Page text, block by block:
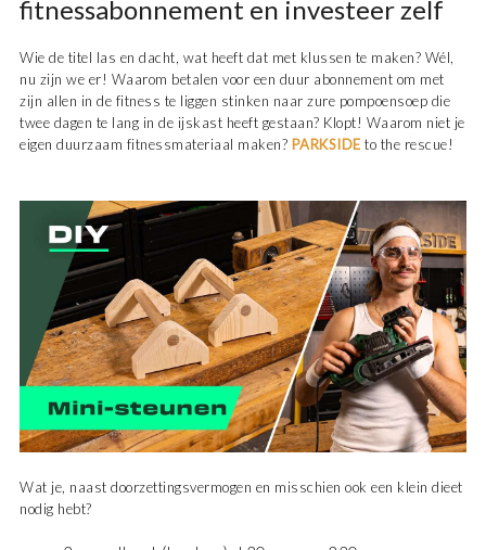
fitnessabonnement en investeer zelf
Wie de titel las en dacht, wat heeft dat met klussen te maken? Wél,
nu zijn we er! Waarom betalen voor een duur abonnement om met
zijn allen in de fitness te liggen stinken naar zure pompoensoep die
twee dagen te lang in de ijskast heeft gestaan? Klopt! Waarom niet je
eigen duurzaam fitnessmateriaal maken? PARKSIDE to the rescue!
Wat je, naast doorzettingsvermogen en misschien ook een klein dieet
nodig hebt?